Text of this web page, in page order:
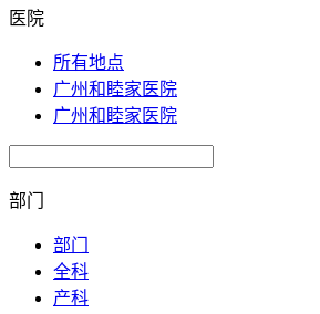
医院
所有地点
广州和睦家医院
广州和睦家医院
部门
部门
全科
产科